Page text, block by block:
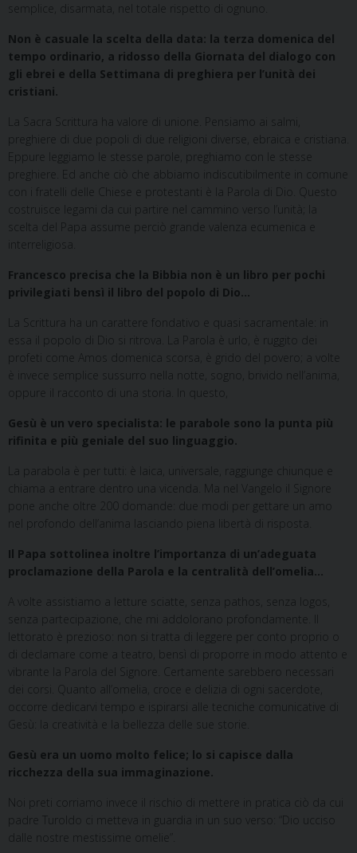
semplice, disarmata, nel totale rispetto di ognuno.
Non è casuale la scelta della data: la terza domenica del
tempo ordinario, a ridosso della Giornata del dialogo con
gli ebrei e della Settimana di preghiera per l’unità dei
cristiani.
La Sacra Scrittura ha valore di unione. Pensiamo ai salmi,
preghiere di due popoli di due religioni diverse, ebraica e cristiana.
Eppure leggiamo le stesse parole, preghiamo con le stesse
preghiere. Ed anche ciò che abbiamo indiscutibilmente in comune
con i fratelli delle Chiese e protestanti è la Parola di Dio. Questo
costruisce legami da cui partire nel cammino verso l’unità; la
scelta del Papa assume perciò grande valenza ecumenica e
interreligiosa.
Francesco precisa che la Bibbia non è un libro per pochi
privilegiati bensì il libro del popolo di Dio…
La Scrittura ha un carattere fondativo e quasi sacramentale: in
essa il popolo di Dio si ritrova. La Parola è urlo, è ruggito dei
profeti come Amos domenica scorsa, è grido del povero; a volte
è invece semplice sussurro nella notte, sogno, brivido nell’anima,
oppure il racconto di una storia. In questo,
Gesù è un vero specialista: le parabole sono la punta più
rifinita e più geniale del suo linguaggio.
La parabola è per tutti: è laica, universale, raggiunge chiunque e
chiama a entrare dentro una vicenda. Ma nel Vangelo il Signore
pone anche oltre 200 domande: due modi per gettare un amo
nel profondo dell’anima lasciando piena libertà di risposta.
Il Papa sottolinea inoltre l’importanza di un’adeguata
proclamazione della Parola e la centralità dell’omelia…
A volte assistiamo a letture sciatte, senza pathos, senza logos,
senza partecipazione, che mi addolorano profondamente. Il
lettorato è prezioso: non si tratta di leggere per conto proprio o
di declamare come a teatro, bensì di proporre in modo attento e
vibrante la Parola del Signore. Certamente sarebbero necessari
dei corsi. Quanto all’omelia, croce e delizia di ogni sacerdote,
occorre dedicarvi tempo e ispirarsi alle tecniche comunicative di
Gesù: la creatività e la bellezza delle sue storie.
Gesù era un uomo molto felice; lo si capisce dalla
ricchezza della sua immaginazione.
Noi preti corriamo invece il rischio di mettere in pratica ciò da cui
padre Turoldo ci metteva in guardia in un suo verso: “Dio ucciso
dalle nostre mestissime omelie”.